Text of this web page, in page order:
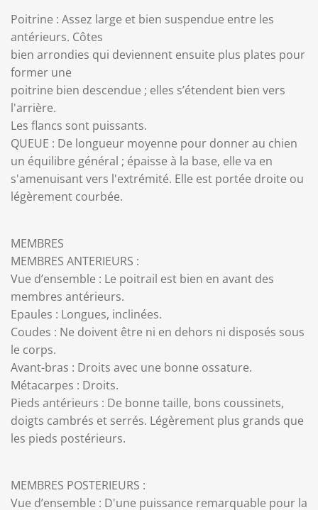
Poitrine : Assez large et bien suspendue entre les
antérieurs. Côtes
bien arrondies qui deviennent ensuite plus plates pour
former une
poitrine bien descendue ; elles s’étendent bien vers
l'arrière.
Les flancs sont puissants.
QUEUE : De longueur moyenne pour donner au chien
un équilibre général ; épaisse à la base, elle va en
s'amenuisant vers l'extrémité. Elle est portée droite ou
légèrement courbée.
MEMBRES
MEMBRES ANTERIEURS :
Vue d’ensemble : Le poitrail est bien en avant des
membres antérieurs.
Epaules : Longues, inclinées.
Coudes : Ne doivent être ni en dehors ni disposés sous
le corps.
Avant-bras : Droits avec une bonne ossature.
Métacarpes : Droits.
Pieds antérieurs : De bonne taille, bons coussinets,
doigts cambrés et serrés. Légèrement plus grands que
les pieds postérieurs.
MEMBRES POSTERIEURS :
Vue d’ensemble : D'une puissance remarquable pour la